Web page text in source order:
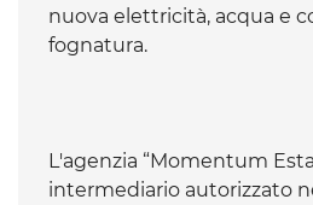
nuova elettricità, acqua e
fognatura.
L'agenzia “Momentum
intermediario autorizzato